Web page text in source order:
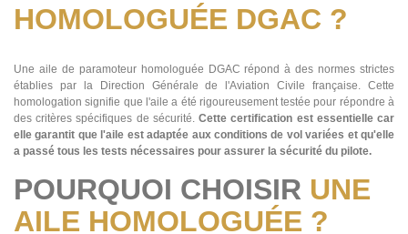
HOMOLOGUÉE DGAC ?
Une aile de paramoteur homologuée DGAC répond à des normes strictes
établies par la Direction Générale de l'Aviation Civile française. Cette
homologation signifie que l'aile a été rigoureusement testée pour répondre à
des critères spécifiques de sécurité.Cette certification est essentielle car
elle garantit que l'aile est adaptée aux conditions de vol variées et qu'elle
a passé tous les tests nécessaires pour assurer la sécurité du pilote.
POURQUOI CHOISIR UNE
AILE HOMOLOGUÉE ?